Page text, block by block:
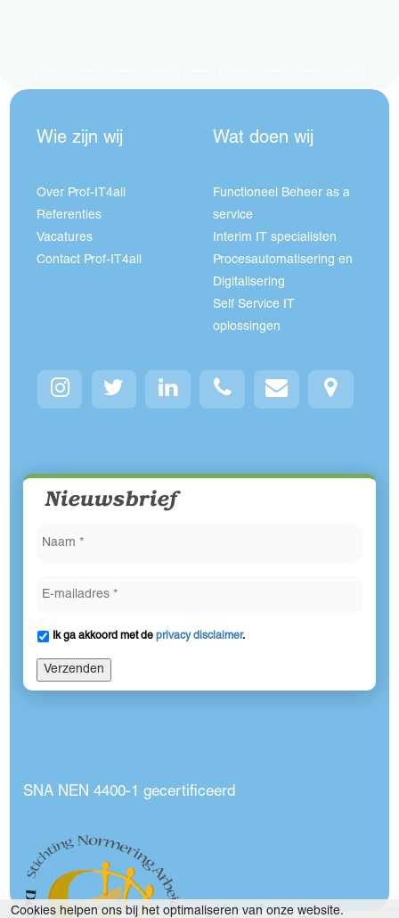
Wie zijn wij
Over Prof-IT4all
Referenties
Vacatures
Contact Prof-IT4all
Wat doen wij
Functioneel Beheer as a
service
Interim IT specialisten
Procesautomatisering en
Digitalisering
Self Service IT
oplossingen
Nieuwsbrief
Ik ga akkoord met deprivacy disclaimer.
Verzenden
SNA NEN 4400-1 gecertificeerd
Cookies helpen ons bij het optimaliseren van onze website.